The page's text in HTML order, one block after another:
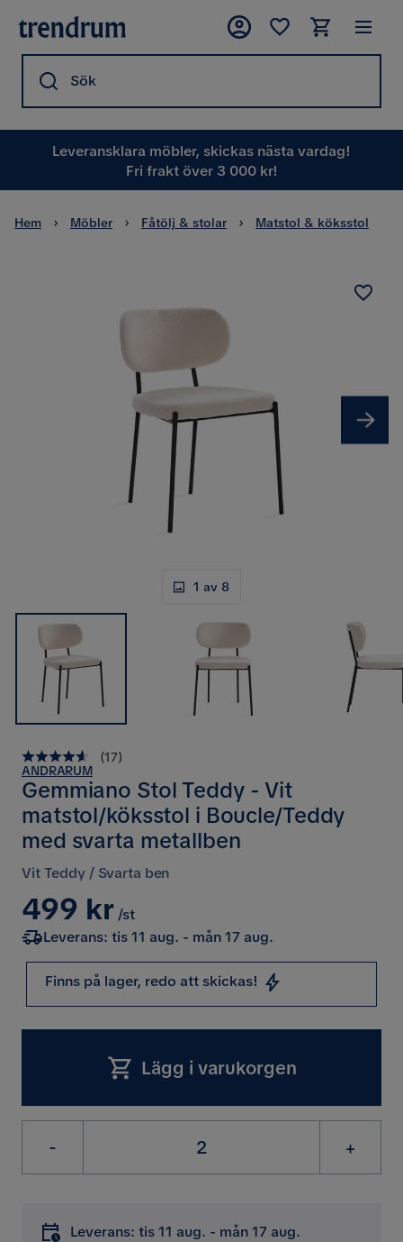
Sök
Leveransklara möbler, skickas nästa vardag!
Fri frakt över 3 000 kr!
Hem Möbler Fåtölj & stolar Matstol & köksstol
1 av 8
(17)
ANDRARUM
Gemmiano Stol Teddy - Vit
matstol/köksstol i Boucle/Teddy
med svarta metallben
Vit Teddy / Svarta ben
Pris
499 kr /st
Leverans: tis 11 aug. - mån 17 aug.
Finns på lager, redo att skickas!
Lägg i varukorgen
- +
Leverans: tis 11 aug. - mån 17 aug.